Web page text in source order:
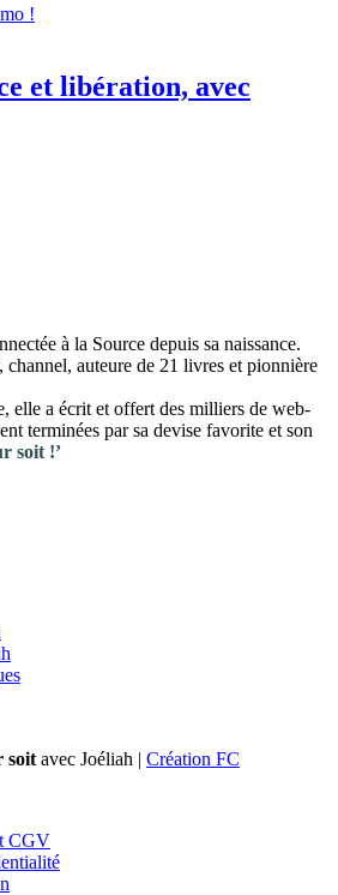
!
et libération, avec
à la Source depuis sa naissance.
channel, auteure de 21 livres et pionnière
elle a écrit et offert des milliers de web-
terminées par sa devise favorite et son
soit !’
soit avec Joéliah | Création FC
CGV